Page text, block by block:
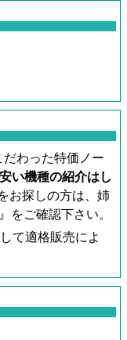
だわった特価ノー
安い機種の紹介はし
お探しの方は、姉
』をご確認下さい。
て適格販売によ